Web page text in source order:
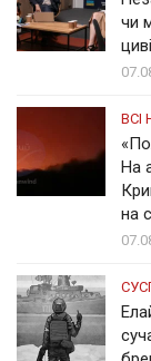
чи
ВСІ
На
на